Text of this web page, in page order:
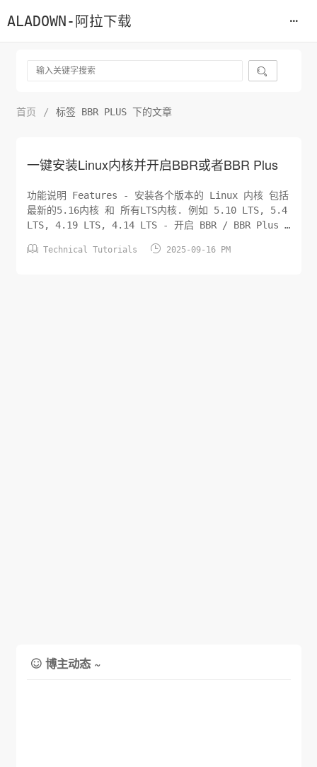
ALADOWN-阿拉下载

首页 / 标签 BBR PLUS 下的文章
一键安装Linux内核并开启BBR或者BBR Plus
功能说明 Features - 安装各个版本的 Linux 内核 包括
最新的5.16内核 和 所有LTS内核. 例如 5.10 LTS, 5.4
LTS, 4.19 LTS, 4.14 LTS - 开启 BBR / BBR Plus /
CAKE 队列调度算法. - 支持 Debian9+, Ubuntu 1...
 Technical Tutorials  2025-09-16 PM
 博主动态 ~